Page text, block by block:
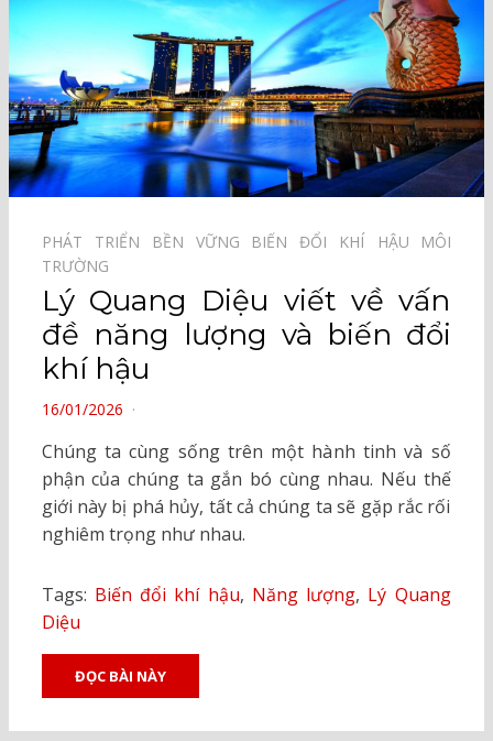
PHÁT TRIỂN BỀN VỮNG⠀ BIẾN ĐỔI KHÍ HẬU⠀
MÔI
TRƯỜNG⠀
Lý Quang Diệu viết về vấn
đề năng lượng và biến đổi
khí hậu
POSTED
16/01/2026
Chúng ta cùng sống trên một hành tinh và số
phận của chúng ta gắn bó cùng nhau. Nếu thế
giới này bị phá hủy, tất cả chúng ta sẽ gặp rắc rối
nghiêm trọng như nhau.
Tags: Biến đổi khí hậu, Năng lượng, Lý Quang
Diệu
ĐỌC BÀI NÀY